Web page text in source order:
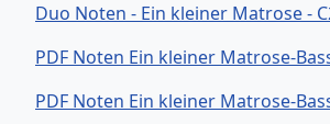
Duo Noten - Ein kleiner Matrose -
PDF Noten Ein kleiner Matrose-
PDF Noten Ein kleiner Matrose-